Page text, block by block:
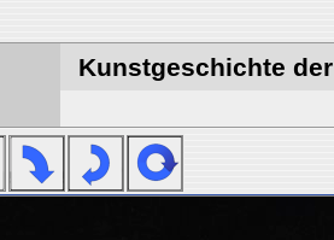
Kunstgeschichte